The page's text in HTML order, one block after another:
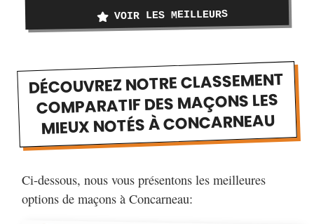
VOIR LES MEILLEURS
DÉCOUVREZ NOTRE CLASSEMENT
COMPARATIF DES MAÇONS LES
MIEUX NOTÉS À CONCARNEAU
Ci-dessous, nous vous présentons les meilleures
options de maçons à Concarneau: